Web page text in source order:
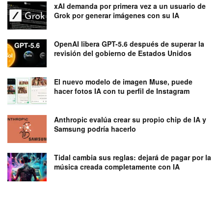
xAI demanda por primera vez a un usuario de
Grok por generar imágenes con su IA
OpenAI libera GPT-5.6 después de superar la
revisión del gobierno de Estados Unidos
El nuevo modelo de imagen Muse, puede
hacer fotos IA con tu perfil de Instagram
Anthropic evalúa crear su propio chip de IA y
Samsung podría hacerlo
Tidal cambia sus reglas: dejará de pagar por la
música creada completamente con IA